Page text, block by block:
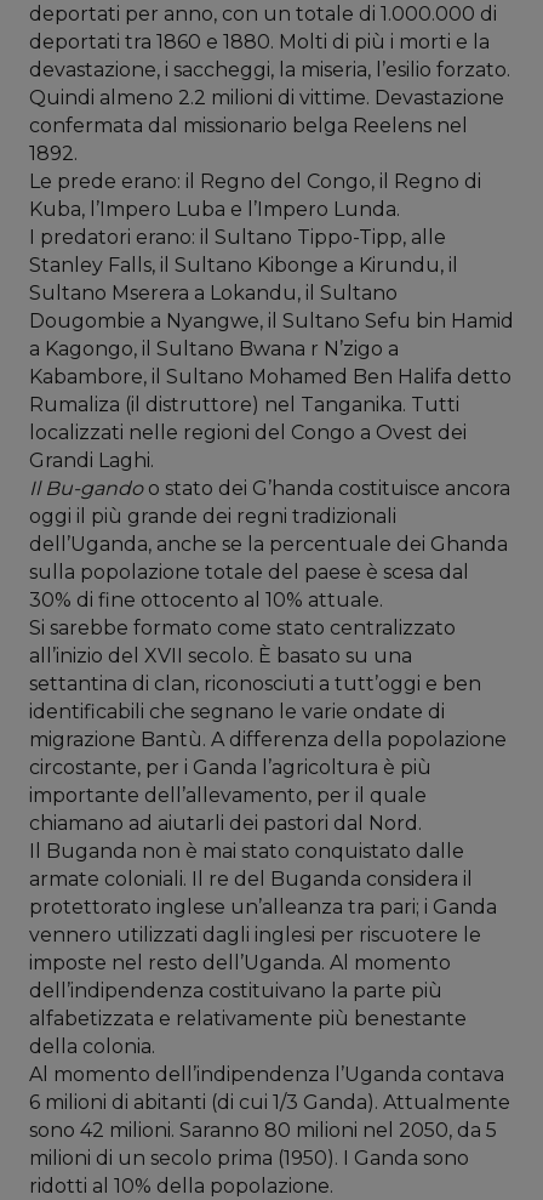
deportati per anno, con un totale di 1.000.000 di
deportati tra 1860 e 1880. Molti di più i morti e la
devastazione, i saccheggi, la miseria, l’esilio forzato.
Quindi almeno 2.2 milioni di vittime. Devastazione
confermata dal missionario belga Reelens nel
1892.
Le prede erano: il Regno del Congo, il Regno di
Kuba, l’Impero Luba e l’Impero Lunda.
I predatori erano: il Sultano Tippo-Tipp, alle
Stanley Falls, il Sultano Kibonge a Kirundu, il
Sultano Mserera a Lokandu, il Sultano
Dougombie a Nyangwe, il Sultano Sefu bin Hamid
a Kagongo, il Sultano Bwana r N’zigo a
Kabambore, il Sultano Mohamed Ben Halifa detto
Rumaliza (il distruttore) nel Tanganika. Tutti
localizzati nelle regioni del Congo a Ovest dei
Grandi Laghi.
Il Bu-gandoo stato dei G’handa costituisce ancora
oggi il più grande dei regni tradizionali
dell’Uganda, anche se la percentuale dei Ghanda
sulla popolazione totale del paese è scesa dal
30% di fine ottocento al 10% attuale.
Si sarebbe formato come stato centralizzato
all’inizio del XVII secolo. È basato su una
settantina di clan, riconosciuti a tutt’oggi e ben
identificabili che segnano le varie ondate di
migrazione Bantù. A differenza della popolazione
circostante, per i Ganda l’agricoltura è più
importante dell’allevamento, per il quale
chiamano ad aiutarli dei pastori dal Nord.
Il Buganda non è mai stato conquistato dalle
armate coloniali. Il re del Buganda considera il
protettorato inglese un’alleanza tra pari; i Ganda
vennero utilizzati dagli inglesi per riscuotere le
imposte nel resto dell’Uganda. Al momento
dell’indipendenza costituivano la parte più
alfabetizzata e relativamente più benestante
della colonia.
Al momento dell’indipendenza l’Uganda contava
6 milioni di abitanti (di cui 1/3 Ganda). Attualmente
sono 42 milioni. Saranno 80 milioni nel 2050, da 5
milioni di un secolo prima (1950). I Ganda sono
ridotti al 10% della popolazione.